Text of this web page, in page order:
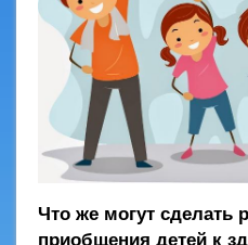
Что же могут сделать
приобщения детей к